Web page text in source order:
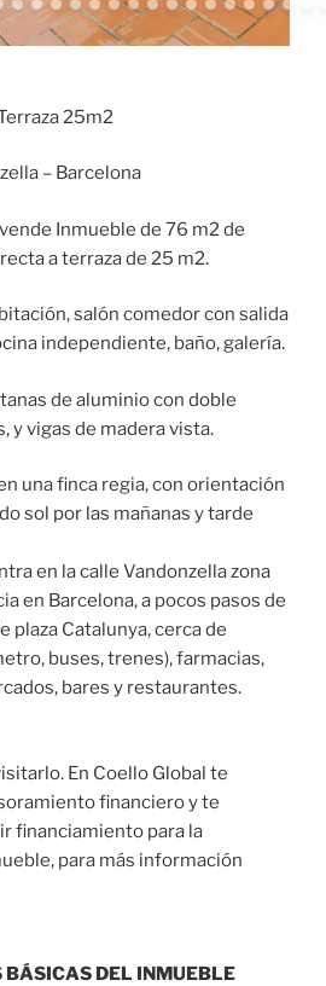
25m2
– Barcelona
Inmueble de 76 m2 de
a terraza de 25 m2.
salón comedor con salida
independiente, baño, galería.
de aluminio con doble
y vigas de madera vista.
una finca regia, con orientación
sol por las mañanas y tarde
en la calle Vandonzella zona
en Barcelona, a pocos pasos de
plaza Catalunya, cerca de
buses, trenes), farmacias,
bares y restaurantes.
En Coello Global te
financiero y te
financiamiento para la
para más información
DEL INMUEBLE